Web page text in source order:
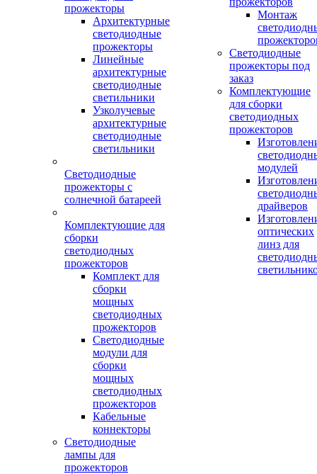
прожекторы
Архитектурные
светодиодные
прожекторы
Линейные
архитектурные
светодиодные
светильники
Узколучевые
архитектурные
светодиодные
светильники
Светодиодные
прожекторы с
солнечной батареей
Комплектующие для
сборки
светодиодных
прожекторов
Комплект для
сборки
мощных
светодиодных
прожекторов
Светодиодные
модули для
сборки
мощных
светодиодных
прожекторов
Кабельные
коннекторы
Светодиодные
лампы для
прожекторов
Монтаж
Светодиодные
прожекторы под
заказ
Комплектующие
для сборки
светодиодных
прожекторов
модулей
драйверов
оптических
линз для